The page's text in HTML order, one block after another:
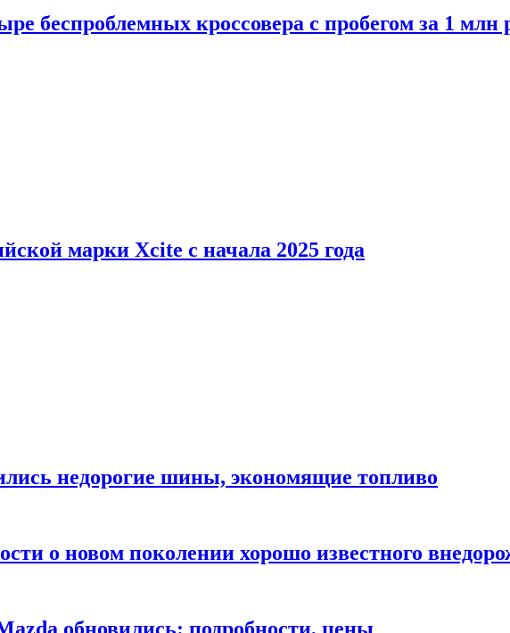
беспроблемных кроссовера с пробегом за 1 млн
марки Xcite с начала 2025 года
недорогие шины, экономящие топливо
о новом поколении хорошо известного